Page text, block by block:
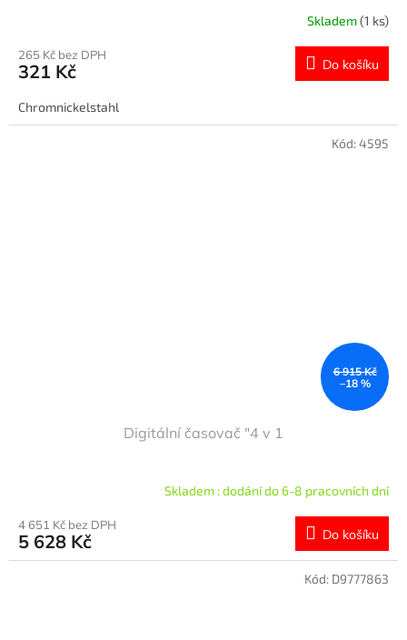
Skladem(1 ks)
265 Kč bez DPH
321 Kč Do košíku
Chromnickelstahl
6 915 Kč
–18 %
Digitální časovač "4 v 1
Skladem : dodání do 6-8 pracovních dní
4 651 Kč bez DPH
5 628 Kč Do košíku
Kód:4595
Kód: D9777863